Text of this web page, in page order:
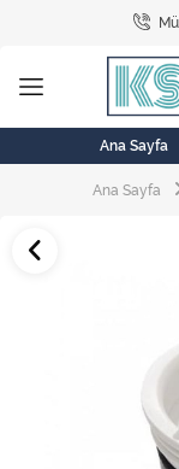
Ana Sayfa
Ana Sayfa